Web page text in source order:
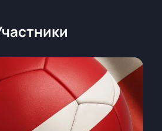
варьируется в зависимости от
— все актуальные
со схемой зала.
частью этого футбольного
вас — покупайте их заранее
одного из самых